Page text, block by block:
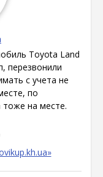
Toyota Land
перезвонили
с учета не
по
тоже на месте.